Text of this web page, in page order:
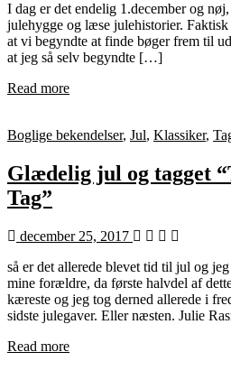
I dag er det endelig 1.december og
julehygge og læse julehistorier.
at vi begyndte at finde bøger frem til
at jeg så selv begyndte […]
Read more
Boglige bekendelser, Jul, Klassiker,
Glædelig jul og tagget
Tag”
december 25, 2017
så er det allerede blevet tid til jul og
mine forældre, da første halvdel af
kæreste og jeg tog derned allerede i
sidste julegaver. Eller næsten. Julie
Read more